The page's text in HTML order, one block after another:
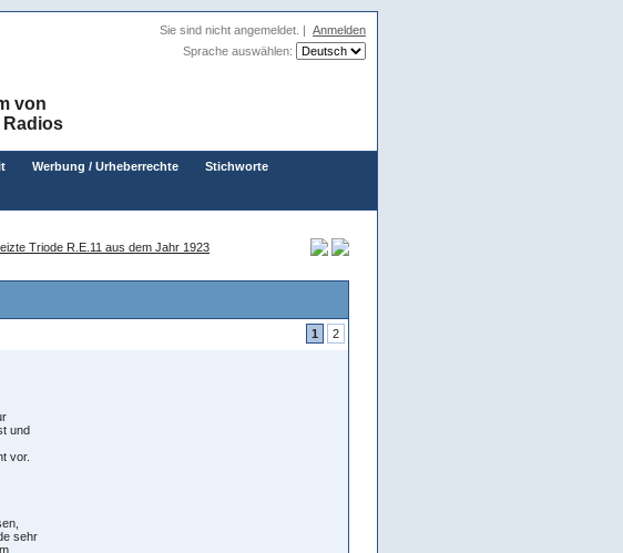
Sie sind nicht angemeldet. | Anmelden
Sprache auswählen:
von
Radios
Werbung / Urheberrechte Stichworte
Triode R.E.11 aus dem Jahr 1923
1 2
und
vor.
sehr